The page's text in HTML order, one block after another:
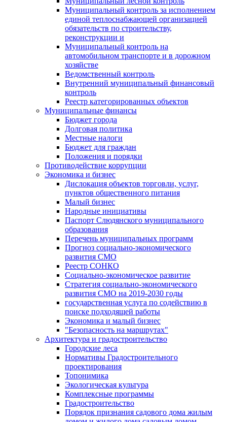
Муниципальный контроль за исполнением
единой теплоснабжающей организацией
обязательств по строительству,
реконструкции и
Муниципальный контроль на
автомобильном транспорте и в дорожном
хозяйстве
Ведомственный контроль
Внутренний муниципальный финансовый
контроль
Реестр категорированных объектов
Муниципальные финансы
Бюджет города
Долговая политика
Местные налоги
Бюджет для граждан
Положения и порядки
Противодействие коррупции
Экономика и бизнес
Дислокация объектов торговли, услуг,
пунктов общественного питания
Малый бизнес
Народные инициативы
Паспорт Слюдянского муниципального
образования
Перечень муниципальных программ
Прогноз социально-экономического
развития СМО
Реестр СОНКО
Социально-экономическое развитие
Стратегия социально-экономического
развития СМО на 2019-2030 годы
государственная услуга по содействию в
поиске подходящей работы
Экономика и малый бизнес
"Безопасность на маршрутах"
Архитектура и градостроительство
Городские леса
Нормативы Градостроительного
проектирования
Топонимика
Экологическая культура
Комплексные программы
Градостроительство
Порядок признания садового дома жилым